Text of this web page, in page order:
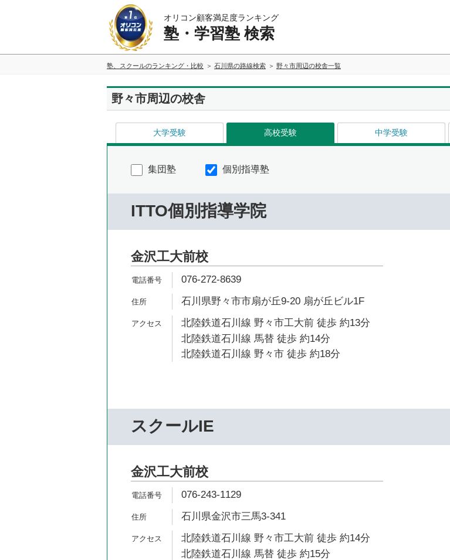
オリコン顧客満足度ランキング
塾・学習塾 検索
塾、スクールのランキング・比較 石川県の路線検索 野々市周辺の校舎一覧
野々市周辺の校舎
大学受験 高校受験 中学受験
集団塾 個別指導塾
ITTO個別指導学院
金沢工大前校
076-272-8639
石川県野々市市扇が丘9-20 扇が丘ビル1F
北陸鉄道石川線 野々市工大前 徒歩 約13分
北陸鉄道石川線 馬替 徒歩 約14分
北陸鉄道石川線 野々市 徒歩 約18分
スクールIE
金沢工大前校
076-243-1129
石川県金沢市三馬3-341
北陸鉄道石川線 野々市工大前 徒歩 約14分
北陸鉄道石川線 馬替 徒歩 約15分